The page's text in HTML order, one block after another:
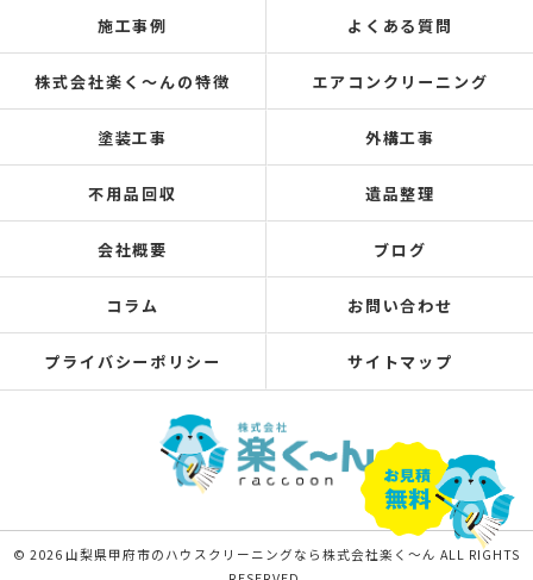
施工事例 よくある質問
株式会社楽く～んの特徴 エアコンクリーニング
塗装工事 外構工事
不用品回収 遺品整理
会社概要 ブログ
コラム お問い合わせ
プライバシーポリシー サイトマップ
© 2026 山梨県甲府市のハウスクリーニングなら株式会社楽く～ん ALL RIGHTS